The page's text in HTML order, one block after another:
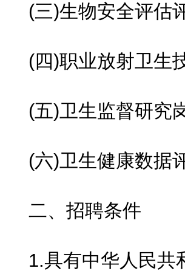
(三)生物安全评估
(四)职业放射卫生技
(五)卫生监督研究
(六)卫生健康数据评
二、招聘条件
1.具有中华人民共